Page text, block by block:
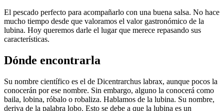
El pescado perfecto para acompañarlo con una buena salsa. No hace
mucho tiempo desde que valoramos el valor gastronómico de la
lubina. Hoy queremos darle el lugar que merece repasando sus
características.
Dónde encontrarla
Su nombre científico es el de Dicentrarchus labrax, aunque pocos la
conocerán por ese nombre. Sin embargo, alguno la conocerá como
baila, lobina, róbalo o robaliza. Hablamos de la lubina. Su nombre,
deriva de la palabra lobo. Esto se debe a que la lubina es un